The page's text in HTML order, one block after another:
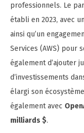
professionnels. Le
établi en 2023, avec
ainsi qu’un
Services (AWS) pour
également d’ajouter
d’investissements
élargi son
également avec
milliards $.